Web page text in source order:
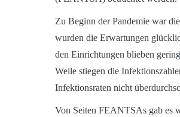
Zu Beginn der Pandemie war
wurden die Erwartungen
den Einrichtungen blieben
Welle stiegen die
Infektionsraten nicht
Von Seiten FEANTSAs gab es